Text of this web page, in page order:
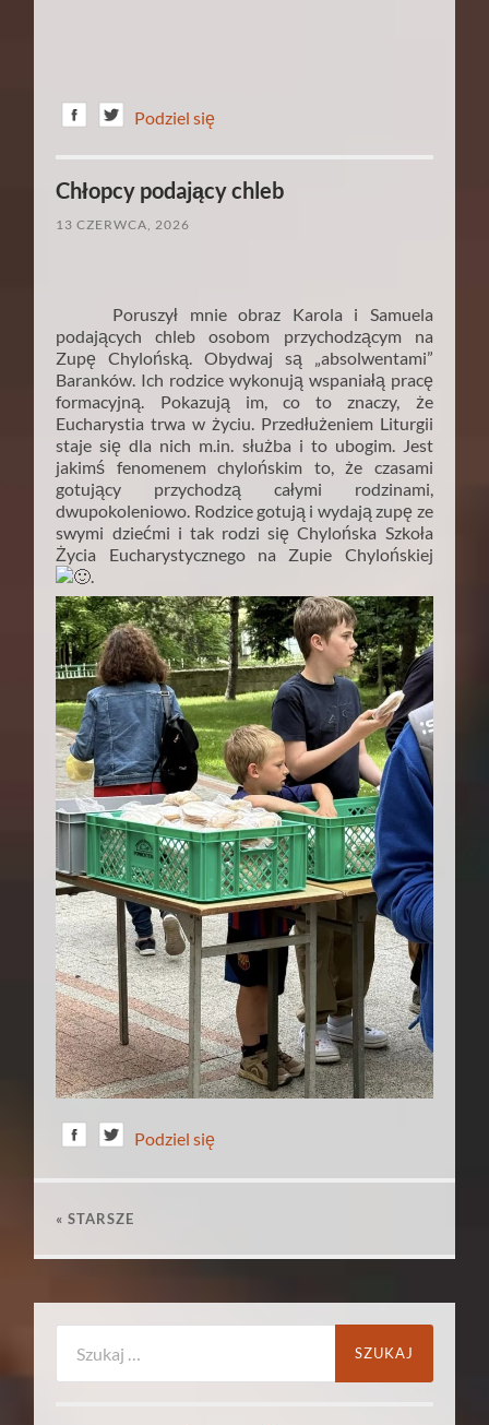
Podziel się
Chłopcy podający chleb
13 CZERWCA, 2026
Poruszył mnie obraz Karola i Samuela
podających chleb osobom przychodzącym na
Zupę Chylońską. Obydwaj są „absolwentami”
Baranków. Ich rodzice wykonują wspaniałą pracę
formacyjną. Pokazują im, co to znaczy, że
Eucharystia trwa w życiu. Przedłużeniem Liturgii
staje się dla nich m.in. służba i to ubogim. Jest
jakimś fenomenem chylońskim to, że czasami
gotujący przychodzą całymi rodzinami,
dwupokoleniowo. Rodzice gotują i wydają zupę ze
swymi dziećmi i tak rodzi się Chylońska Szkoła
Życia Eucharystycznego na Zupie Chylońskiej
.
Podziel się
« STARSZE